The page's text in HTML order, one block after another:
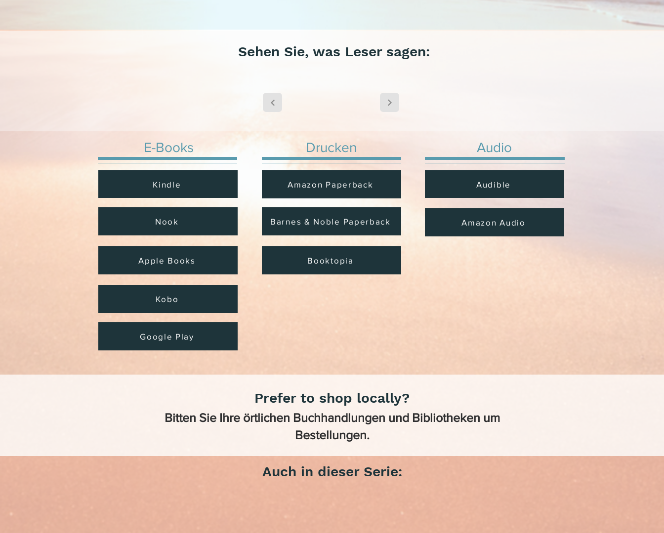
Sehen Sie, was Leser sagen:
E-Books
Kindle
Nook
Apple Books
Kobo
Google Play
Drucken
Amazon Paperback
Barnes & Noble Paperback
Booktopia
Audio
Audible
Amazon Audio
Prefer to shop locally?
Bitten Sie Ihre örtlichen Buchhandlungen und Bibliotheken um
Bestellungen.
Auch in dieser Serie: